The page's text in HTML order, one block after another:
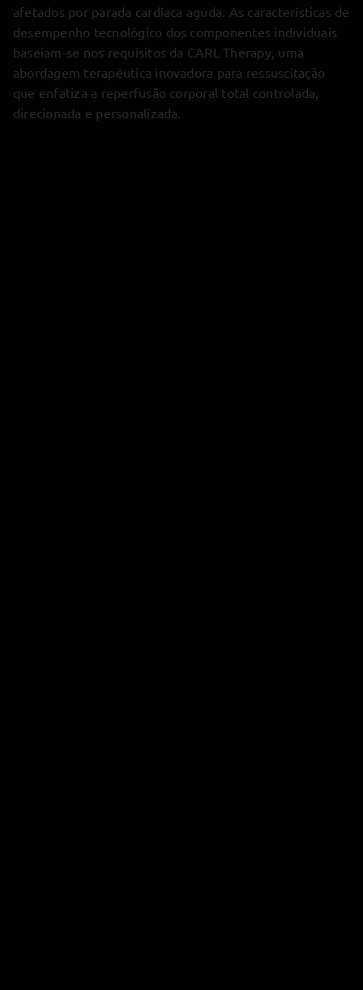
afetados por parada cardíaca aguda. As características de
desempenho tecnológico dos componentes individuais
baseiam-se nos requisitos da CARL Therapy, uma
abordagem terapêutica inovadora para ressuscitação
que enfatiza a reperfusão corporal total controlada,
direcionada e personalizada.